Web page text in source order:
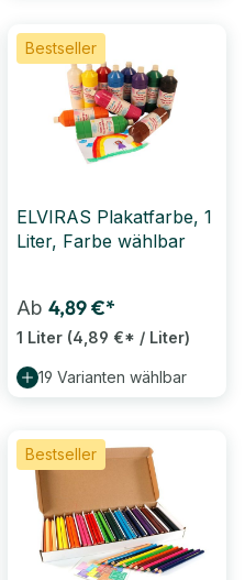
Bestseller
ELVIRAS Plakatfarbe, 1
Liter, Farbe wählbar
Ab 4,89 €*
1 Liter (4,89 €* / Liter)
19 Varianten wählbar
Bestseller